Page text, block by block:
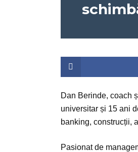
Dan Berinde, coach
universitar și 15 ani
banking, construcții,
Pasionat de